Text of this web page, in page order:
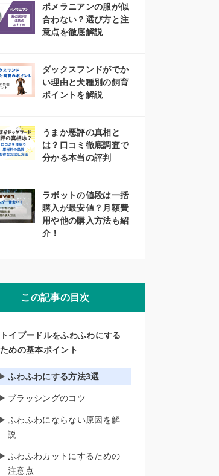
ポメラニアンの服が似
合わない？選び方と注
意点を徹底解説
ダックスフンドがでか
い理由と犬種別の飼育
ポイントを解説
うまか悪評の真相と
は？口コミ徹底調査で
分かる本当の評判
ラボットの値段は一括
購入が最安値？月額費
用や他の購入方法も紹
介！
この記事の目次
トイプードルをふわふわにする
ための基本ポイント
ふわふわにする方法3選
ブラッシングのコツ
ふわふわにならない原因を解
説
ふわふわカットにするための
注意点